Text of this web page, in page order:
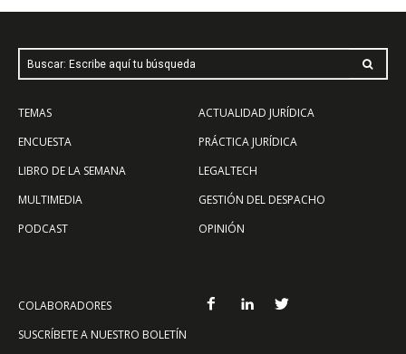
Buscar: Escribe aquí tu búsqueda
TEMAS
ENCUESTA
LIBRO DE LA SEMANA
MULTIMEDIA
PODCAST
ACTUALIDAD JURÍDICA
PRÁCTICA JURÍDICA
LEGALTECH
GESTIÓN DEL DESPACHO
OPINIÓN
COLABORADORES
SUSCRÍBETE A NUESTRO BOLETÍN